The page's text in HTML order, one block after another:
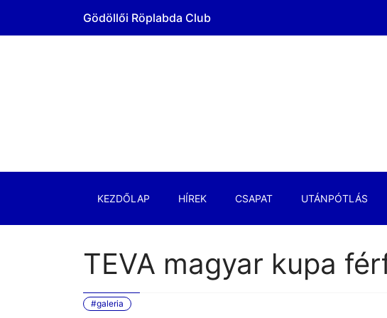
Gödöllői Röplabda Club
KEZDŐLAP HÍREK CSAPAT UTÁNPÓTLÁS
TEVA magyar kupa
#galeria